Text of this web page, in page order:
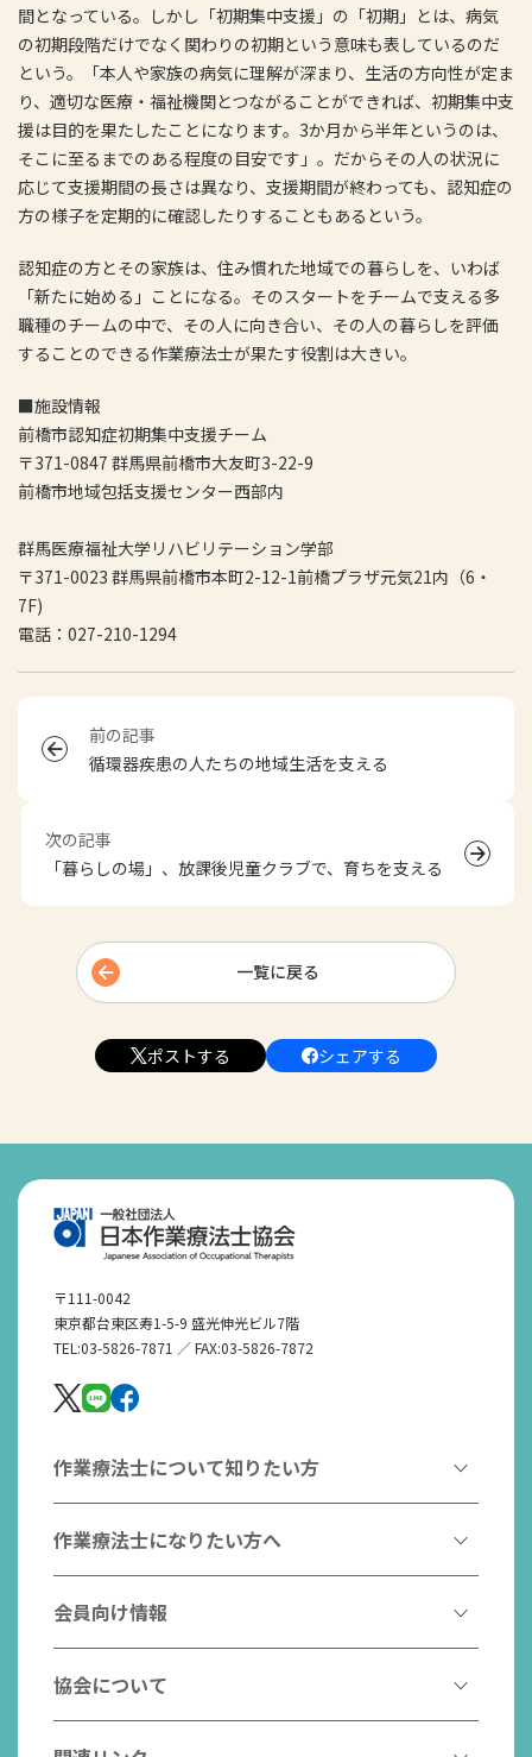
間となっている。しかし「初期集中支援」の「初期」とは、病気
の初期段階だけでなく関わりの初期という意味も表しているのだ
という。「本人や家族の病気に理解が深まり、生活の方向性が定ま
り、適切な医療・福祉機関とつながることができれば、初期集中支
援は目的を果たしたことになります。3か月から半年というのは、
そこに至るまでのある程度の目安です」。だからその人の状況に
応じて支援期間の長さは異なり、支援期間が終わっても、認知症の
方の様子を定期的に確認したりすることもあるという。
認知症の方とその家族は、住み慣れた地域での暮らしを、いわば
「新たに始める」ことになる。そのスタートをチームで支える多
職種のチームの中で、その人に向き合い、その人の暮らしを評価
することのできる作業療法士が果たす役割は大きい。
■施設情報
前橋市認知症初期集中支援チーム
〒371-0847 群馬県前橋市大友町3-22-9
前橋市地域包括支援センター西部内
群馬医療福祉大学リハビリテーション学部
〒371-0023 群馬県前橋市本町2-12-1前橋プラザ元気21内（6・
7F)
電話：027-210-1294
前の記事
循環器疾患の人たちの地域生活を支える
次の記事
「暮らしの場」、放課後児童クラブで、育ちを支える
一覧に戻る
ポストする シェアする
〒111-0042
東京都台東区寿1-5-9 盛光伸光ビル7階
TEL:03-5826-7871 ／ FAX:03-5826-7872
作業療法士について知りたい方
作業療法とは
作業療法士とは
はたらく作業療法士
作業療法士のスゴ技
作業療法士の支援を受ける
作業療法士になりたい方へ
作業療法士になるには
作業療法士として活躍する先輩
こんなところで活躍！作業療法士
作業療法士養成校一覧
会員向け情報
協会からのお知らせ
研修会一覧
協会について
会長挨拶